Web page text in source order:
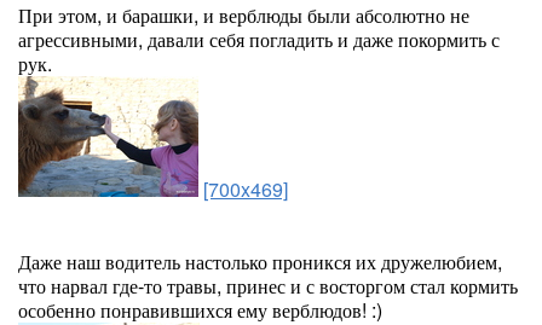
При этом, и барашки, и верблюды были абсолютно не
агрессивными, давали себя погладить и даже покормить с
рук.
[700x469]
Даже наш водитель настолько проникся их дружелюбием,
что нарвал где-то травы, принес и с восторгом стал кормить
особенно понравившихся ему верблюдов! :)